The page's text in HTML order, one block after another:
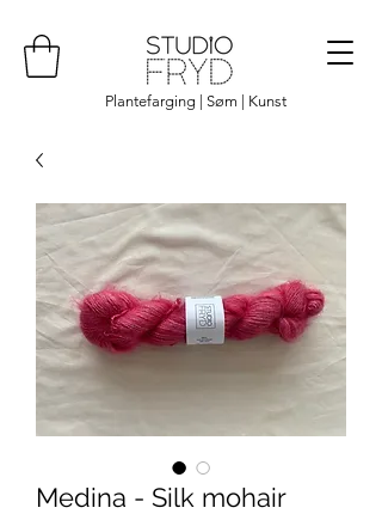
Plantefarging | Søm | Kunst
Medina - Silk mohair